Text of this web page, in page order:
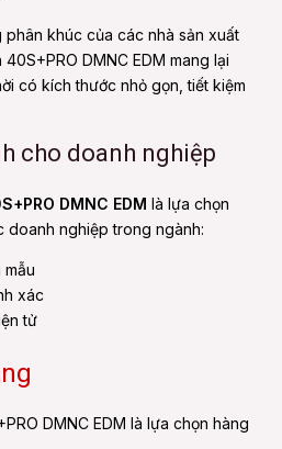
khúc của các nhà sản xuất
DMNC EDM mang lại
có kích thước nhỏ gọn, tiết kiệm
cho doanh nghiệp
DMNC EDM là lựa chọn
doanh nghiệp trong ngành:
xác
tử
DMNC EDM là lựa chọn hàng